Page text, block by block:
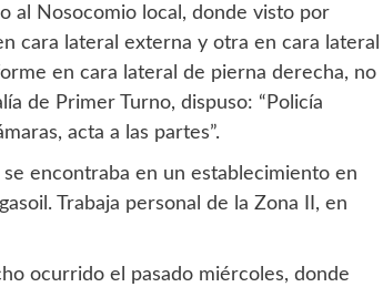
al Nosocomio local, donde visto por
cara lateral externa y otra en cara lateral
en cara lateral de pierna derecha, no
de Primer Turno, dispuso: “Policía
acta a las partes”.
encontraba en un establecimiento en
Trabaja personal de la Zona II, en
ocurrido el pasado miércoles, donde